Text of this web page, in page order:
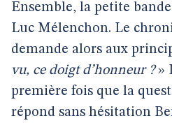
Ensemble, la petite
Luc Mélenchon. Le
demande alors aux
vu, ce doigt d’honneur ?»
première fois que la
répond sans hésitation